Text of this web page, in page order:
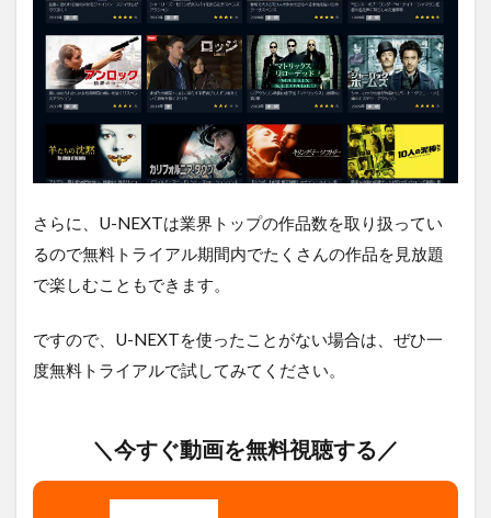
さらに、U-NEXTは業界トップの作品数を取り扱ってい
るので無料トライアル期間内でたくさんの作品を見放題
で楽しむこともできます。
ですので、U-NEXTを使ったことがない場合は、ぜひ一
度無料トライアルで試してみてください。
＼今すぐ動画を無料視聴する／